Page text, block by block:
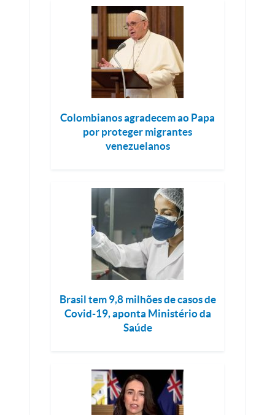
Colombianos agradecem ao Papa
por proteger migrantes
venezuelanos
Brasil tem 9,8 milhões de casos de
Covid-19, aponta Ministério da
Saúde